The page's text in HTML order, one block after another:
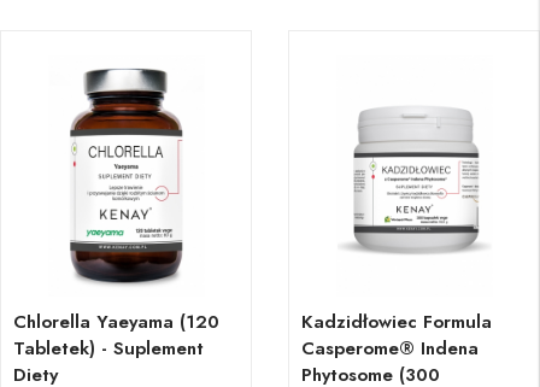
Chlorella Yaeyama (120
Tabletek) - Suplement
Diety
Kadzidłowiec Formula
Casperome® Indena
Phytosome (300